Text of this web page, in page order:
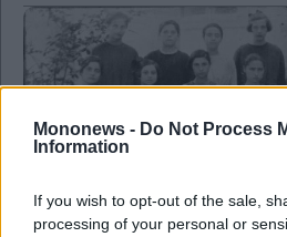
Mononews - Do Not Process
Information
If you wish to opt-out of the sale,
processing of your personal or